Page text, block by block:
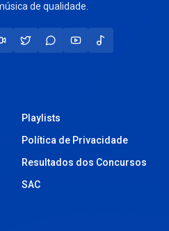
de qualidade.
Playlists
Política de Privacidade
Resultados dos Concursos
SAC